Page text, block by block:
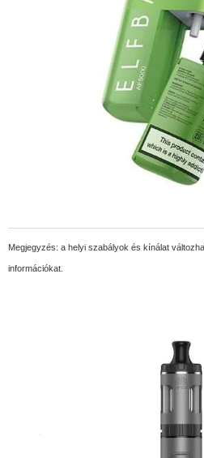
Megjegyzés: a helyi szabályok és kínálat
információkat.